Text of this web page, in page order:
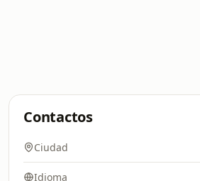
Contactos
Ciudad
Idioma